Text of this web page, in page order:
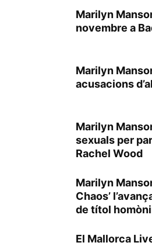
Marilyn
novembre a
Marilyn
acusacions
Marilyn
sexuals per
Rachel Wood
Marilyn
Chaos’
de títol
El Mallorca